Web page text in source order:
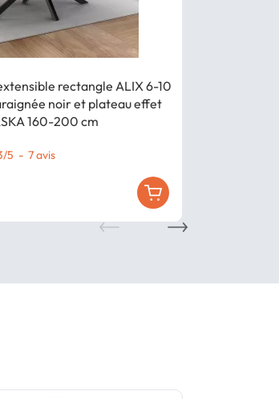
rectangle ALIX 6-10
noir et plateau effet
160-200 cm
/5 - 7avis